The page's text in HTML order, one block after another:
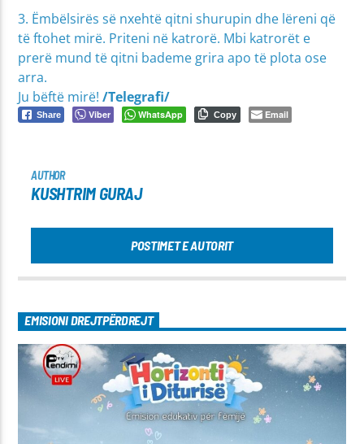
3. Ëmbëlsirës së nxehtë qitni shurupin dhe lëreni që
të ftohet mirë. Priteni në katrorë. Mbi katrorët e
prerë mund të qitni bademe grira apo të plota ose
arra.
Ju bëftë mirë!/Telegrafi/
Share Viber WhatsApp Copy Email
AUTHOR
KUSHTRIM GURAJ
POSTIMET E AUTORIT
EMISIONI DREJTPËRDREJT